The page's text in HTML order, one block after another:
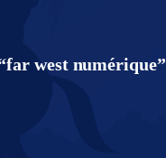
west numérique”